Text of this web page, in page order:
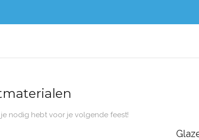
nodig hebt voor je volgende feest!